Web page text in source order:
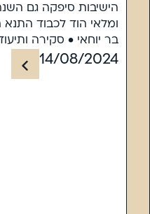
הישיבות סיפקה גם
ומלאי הוד לכבוד התנא
בר יוחאי • סקירה
14/08/2024